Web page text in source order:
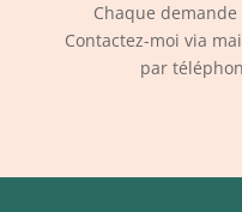
Chaque
Contactez-moi via
par